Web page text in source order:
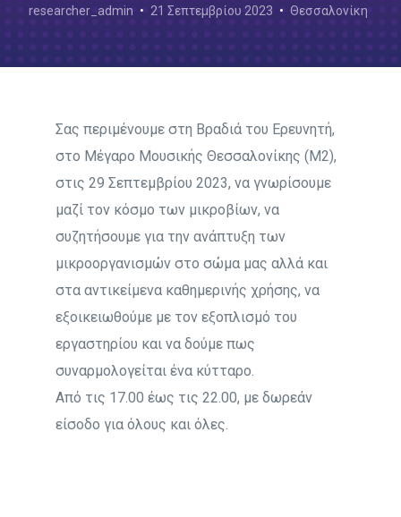
researcher_admin 21 Σεπτεμβρίου 2023 Θεσσαλονίκη
Σας περιμένουμε στη Βραδιά του Ερευνητή,
στο Μέγαρο Μουσικής Θεσσαλονίκης (Μ2),
στις 29 Σεπτεμβρίου 2023, να γνωρίσουμε
μαζί τον κόσμο των μικροβίων, να
συζητήσουμε για την ανάπτυξη των
μικροοργανισμών στο σώμα μας αλλά και
στα αντικείμενα καθημερινής χρήσης, να
εξοικειωθούμε με τον εξοπλισμό του
εργαστηρίου και να δούμε πως
συναρμολογείται ένα κύτταρο.
Από τις 17.00 έως τις 22.00, με δωρεάν
είσοδο για όλους και όλες.